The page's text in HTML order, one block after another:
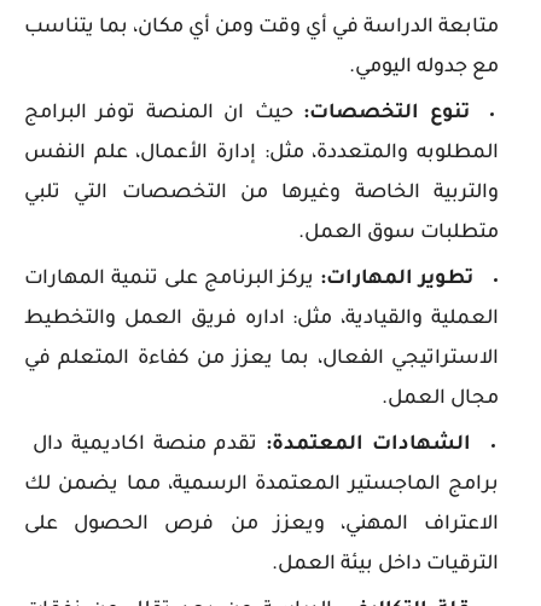
متابعة الدراسة في أي وقت ومن أي مكان، بما يتناسب
مع جدوله اليومي.
تنوع التخصصات: حيث ان المنصة توفر البرامج
المطلوبه والمتعددة، مثل: إدارة الأعمال، علم النفس
والتربية الخاصة وغيرها من التخصصات التي تلبي
متطلبات سوق العمل.
تطوير المهارات: يركز البرنامج على تنمية المهارات
العملية والقيادية، مثل: اداره فريق العمل والتخطيط
الاستراتيجي الفعال، بما يعزز من كفاءة المتعلم في
مجال العمل.
الشهادات المعتمدة: تقدم منصة اكاديمية دال
برامج الماجستير المعتمدة الرسمية، مما يضمن لك
الاعتراف المهني، ويعزز من فرص الحصول على
الترقيات داخل بيئة العمل.